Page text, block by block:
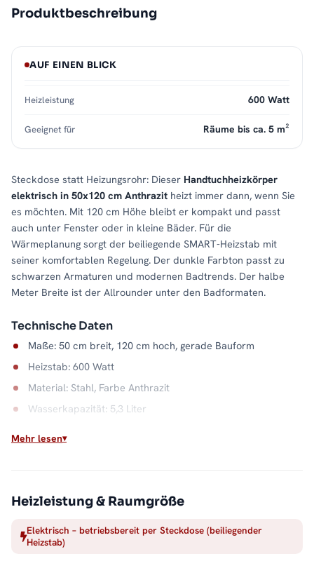
Produktbeschreibung
Steckdose statt Heizungsrohr: Dieser Handtuchheizkörper
elektrisch in 50x120 cm Anthrazit heizt immer dann, wenn Sie
es möchten. Mit 120 cm Höhe bleibt er kompakt und passt
auch unter Fenster oder in kleine Bäder. Für die
Wärmeplanung sorgt der beiliegende SMART-Heizstab mit
seiner komfortablen Regelung. Der dunkle Farbton passt zu
schwarzen Armaturen und modernen Badtrends. Der halbe
Meter Breite ist der Allrounder unter den Badformaten.
Technische Daten
Maße: 50 cm breit, 120 cm hoch, gerade Bauform
Heizstab: 600 Watt
Material: Stahl, Farbe Anthrazit
Wasserkapazität: 5,3 Liter
Unabhängig von der Heizsaison
Stahlkorpus in Anthrazit gibt die Wärme gleichmäßig ab und
trocknet Handtücher zuverlässig. Alle Größen und
Ausführungen der Serie finden Sie in der Kategorie
Handtuchheizkörper elektrisch
AUF EINEN BLICK
Heizleistung 600 Watt
Geeignet für Räume bis ca. 5 m²
Mehr lesen
Heizleistung & Raumgröße
Elektrisch – betriebsbereit per Steckdose (beiliegender
Heizstab)